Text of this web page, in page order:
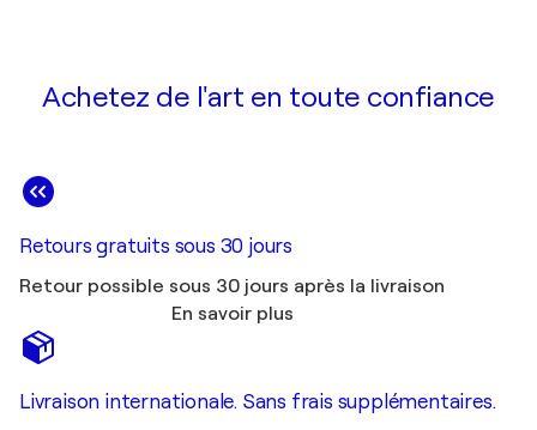
Achetez de l'art en toute confiance
Retours gratuits sous 30 jours
Retour possible sous 30 jours après la livraison
En savoir plus
Livraison internationale. Sans frais supplémentaires.